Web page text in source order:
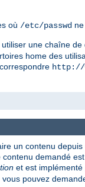
où /etc/passwd
une chaîne
home des
http://
un contenu
demandé
et est
vous pouvez